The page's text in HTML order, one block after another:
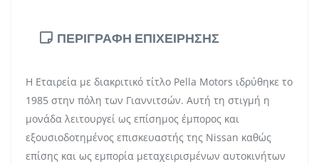
ΠΕΡΙΓΡΑΦΗ ΕΠΙΧΕΙΡΗΣΗΣ
Η Εταιρεία με διακριτικό τίτλο Pella Motors ιδρύθηκε το
1985 στην πόλη των Γιαννιτσών. Αυτή τη στιγμή η
μονάδα λειτουργεί ως επίσημος έμπορος και
εξουσιοδοτημένος επισκευαστής της Nissan καθώς
επίσης και ως εμπορία μεταχειρισμένων αυτοκινήτων